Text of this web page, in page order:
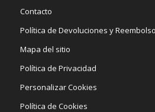
Contacto
Política de Devoluciones y
Mapa del sitio
Política de Privacidad
Personalizar Cookies
Política de Cookies